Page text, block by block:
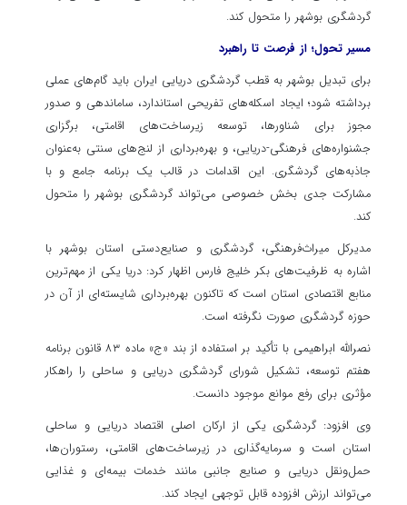
گردشگری بوشهر را متحول کند.
مسیر تحول؛ از فرصت تا راهبرد
برای تبدیل بوشهر به قطب گردشگری دریایی ایران باید گام‌های عملی
برداشته شود؛ ایجاد اسکله‌های تفریحی استاندارد، ساماندهی و صدور
مجوز برای شناورها، توسعه زیرساخت‌های اقامتی، برگزاری
جشنواره‌های فرهنگی-دریایی، و بهره‌برداری از لنج‌های سنتی به‌عنوان
جاذبه‌های گردشگری. این اقدامات در قالب یک برنامه جامع و با
مشارکت جدی بخش خصوصی می‌تواند گردشگری بوشهر را متحول
کند.
مدیرکل میراث‌فرهنگی، گردشگری و صنایع‌دستی استان بوشهر با
اشاره به ظرفیت‌های بکر خلیج فارس اظهار کرد: دریا یکی از مهم‌ترین
منابع اقتصادی استان است که تاکنون بهره‌برداری شایسته‌ای از آن در
حوزه گردشگری صورت نگرفته است.
نصرالله ابراهیمی با تأکید بر استفاده از بند «ج» ماده ۸۳ قانون برنامه
هفتم توسعه، تشکیل شورای گردشگری دریایی و ساحلی را راهکار
مؤثری برای رفع موانع موجود دانست.
وی افزود: گردشگری یکی از ارکان اصلی اقتصاد دریایی و ساحلی
استان است و سرمایه‌گذاری در زیرساخت‌های اقامتی، رستوران‌ها،
حمل‌ونقل دریایی و صنایع جانبی مانند خدمات بیمه‌ای و غذایی
می‌تواند ارزش افزوده قابل توجهی ایجاد کند.